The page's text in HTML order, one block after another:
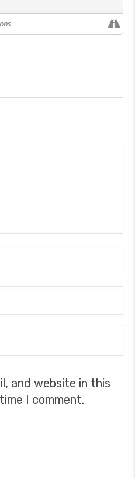
and website in this
I comment.